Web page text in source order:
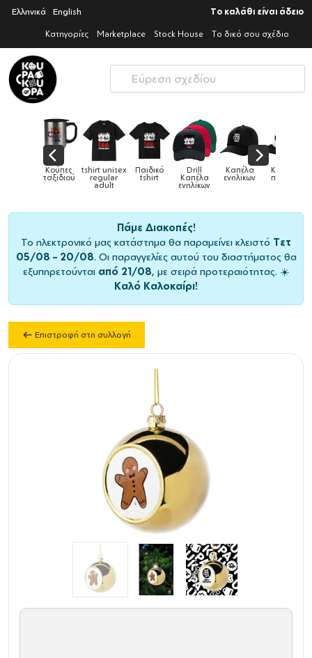
Ελληνικά English Το καλάθι είναι άδειο
Κατηγορίες Marketplace Stock House Το δικό σου σχέδιο
Κούπες
ταξιδιού
tshirt unisex
regular
adult
Παιδικό
tshirt Καπέλα
ενηλίκων
Καπέλα
ενηλίκων
Καπέλα
παιδικά
Πάμε Διακοπές!
Το ηλεκτρονικό μας κατάστημα θα παραμείνει κλειστό Τετ
05/08 – 20/08. Οι παραγγελίες αυτού του διαστήματος θα
εξυπηρετούνται από 21/08, με σειρά προτεραιότητας. ☀️
Καλό Καλοκαίρι!
Επιστροφή στη συλλογή